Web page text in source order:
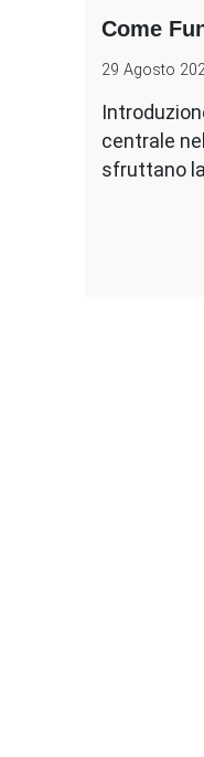
Come
29 Agosto
centrale
sfruttano